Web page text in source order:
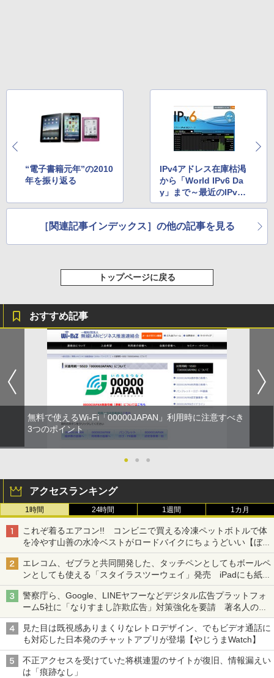
“電子書籍元年”の2010
年を振り返る
IPv4アドレス在庫枯渇
から「World IPv6 Da
y」まで～最近のIPv6
関連記事まとめ
［関連記事インデックス］の他の記事を見る
トップページに戻る
おすすめ記事
無料で使えるWi-Fi「00000JAPAN」利用時に注意すべき
3つのポイント
● ● ●
アクセスランキング
1時間 24時間 1週間 1カ月
これぞ着るエアコン!! コンビニで買える冷凍ペットボトルで体
を冷やす山善の水冷ベストがロードバイクにちょうどいい【ぼっ
ち・ざ・ろーど！その14】【空いた時間でなにしてる？】
エレコム、ゼブラと共同開発した、タッチペンとしてもボールペ
ンとしても使える「スタイラスツーウェイ」発売 iPadにも紙に
も、持ち替えずに書き込める
警察庁ら、Google、LINEヤフーなどデジタル広告プラットフォ
ーム5社に「なりすまし詐欺広告」対策強化を要請 著名人の写
真や映像を使った投資詐欺などへの対策として
見た目は既視感ありまくりなレトロデザイン、でもビデオ通話に
も対応した日本発のチャットアプリが登場【やじうまWatch】
不正アクセスを受けていた将棋連盟のサイトが復旧、情報漏えい
は「痕跡なし」